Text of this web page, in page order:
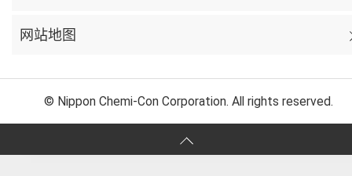
网站地图
© Nippon Chemi-Con Corporation. All rights reserved.